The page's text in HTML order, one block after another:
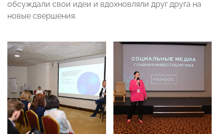
обсуждали свои идеи и вдохновляли друг друга на
новые свершения.